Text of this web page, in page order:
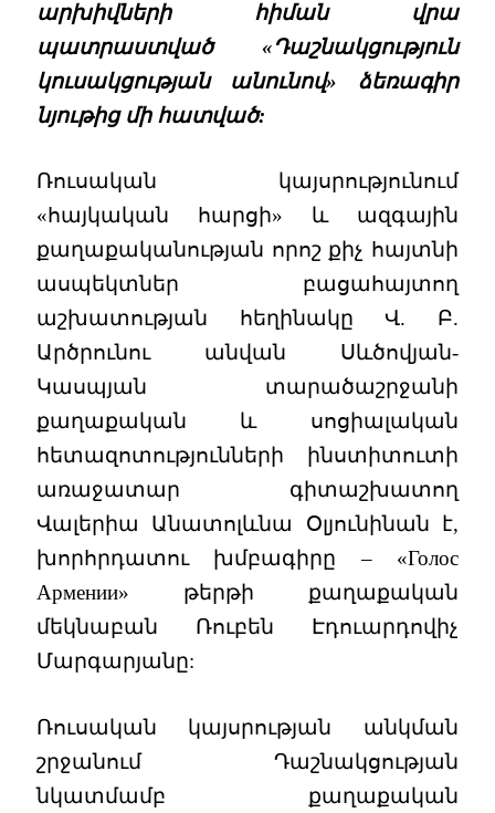
արխիվների հիման վրա
պատրաստված «Դաշնակցություն
կուսակցության անունով» ձեռագիր
նյութից մի հատված:
Ռուսական կայսրությունում
«հայկական հարցի» և ազգային
քաղաքականության որոշ քիչ հայտնի
ասպեկտներ բացահայտող
աշխատության հեղինակը Վ. Բ.
Արծրունու անվան Սևծովյան-
Կասպյան տարածաշրջանի
քաղաքական և սոցիալական
հետազոտությունների ինստիտուտի
առաջատար գիտաշխատող
Վալերիա Անատոլևնա Օլյունինան է,
խորհրդատու խմբագիրը – «Голос
Армении» թերթի քաղաքական
մեկնաբան Ռուբեն Էդուարդովիչ
Մարգարյանը:
Ռուսական կայսրության անկման
շրջանում Դաշնակցության
նկատմամբ քաղաքական